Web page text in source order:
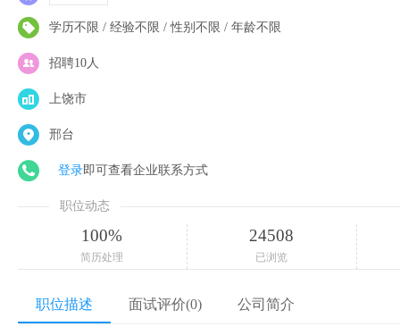
学历不限 / 经验不限 / 性别不限 / 年龄不限
招聘10人
上饶市
邢台
登录即可查看企业联系方式
职位动态
100%
简历处理
24508
已浏览
职位描述 面试评价(0) 公司简介